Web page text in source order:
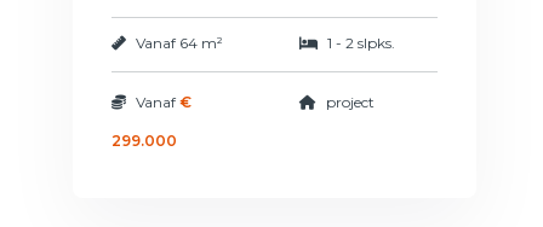
Vanaf 64 m² 1 - 2 slpks.
Vanaf €
299.000
project